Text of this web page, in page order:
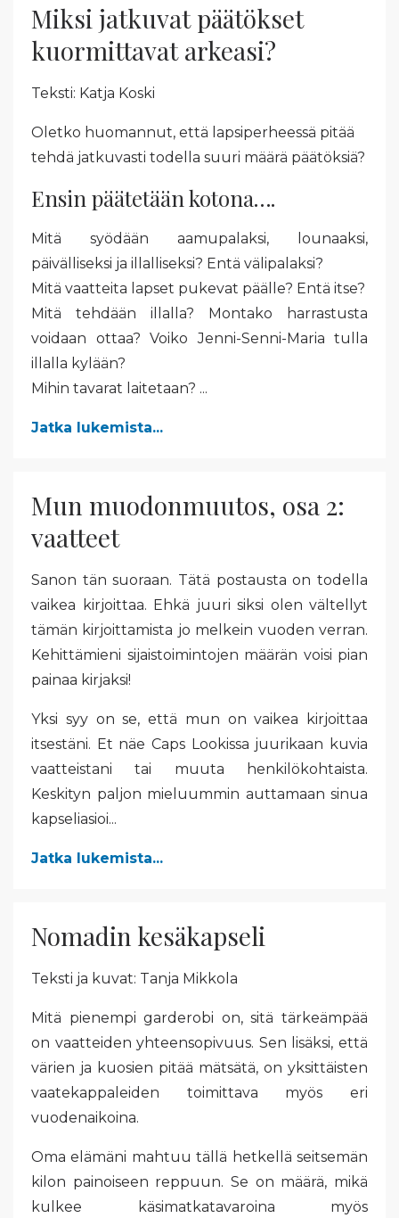
Miksi jatkuvat päätökset
kuormittavat arkeasi?
Teksti: Katja Koski
Oletko huomannut, että lapsiperheessä pitää
tehdä jatkuvasti todella suuri määrä päätöksiä?
Ensin päätetään kotona….
Mitä syödään aamupalaksi, lounaaksi,
päivälliseksi ja illalliseksi? Entä välipalaksi?
Mitä vaatteita lapset pukevat päälle? Entä itse?
Mitä tehdään illalla? Montako harrastusta
voidaan ottaa? Voiko Jenni-Senni-Maria tulla
illalla kylään?
Mihin tavarat laitetaan? ...
Jatka lukemista...
Mun muodonmuutos, osa 2:
vaatteet
Sanon tän suoraan. Tätä postausta on todella
vaikea kirjoittaa. Ehkä juuri siksi olen vältellyt
tämän kirjoittamista jo melkein vuoden verran.
Kehittämieni sijaistoimintojen määrän voisi pian
painaa kirjaksi!
Yksi syy on se, että mun on vaikea kirjoittaa
itsestäni. Et näe Caps Lookissa juurikaan kuvia
vaatteistani tai muuta henkilökohtaista.
Keskityn paljon mieluummin auttamaan sinua
kapseliasioi...
Jatka lukemista...
Nomadin kesäkapseli
Teksti ja kuvat: Tanja Mikkola
Mitä pienempi garderobi on, sitä tärkeämpää
on vaatteiden yhteensopivuus. Sen lisäksi, että
värien ja kuosien pitää mätsätä, on yksittäisten
vaatekappaleiden toimittava myös eri
vuodenaikoina.
Oma elämäni mahtuu tällä hetkellä seitsemän
kilon painoiseen reppuun. Se on määrä, mikä
kulkee käsimatkatavaroina myös